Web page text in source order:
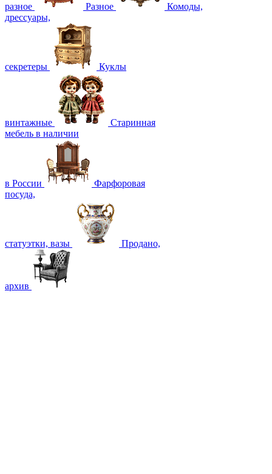
разное Разное
Комоды,
дрессуары,
секретеры Куклы
винтажные
Старинная
мебель в наличии
в России
Фарфоровая
посуда,
статуэтки, вазы Продано,
архив